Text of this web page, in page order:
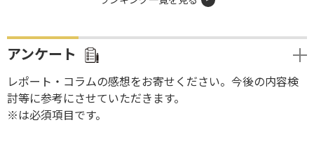
アンケート
レポート・コラムの感想をお寄せください。今後の内容検
討等に参考にさせていただきます。
※は必須項目です。